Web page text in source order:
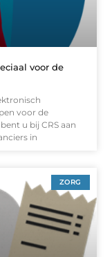
voor de
voor de
u bij CRS aan
in
ZORG